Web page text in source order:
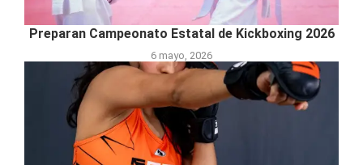
Preparan Campeonato Estatal de Kickboxing 2026
6 mayo, 2026